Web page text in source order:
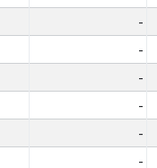
-
-
-
-
-
-